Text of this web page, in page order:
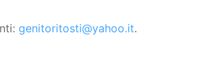
genitoritosti@yahoo.it.